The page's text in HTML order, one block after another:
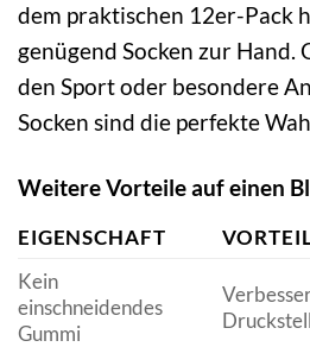
dem praktischen 12er-Pack
genügend Socken zur Hand.
den Sport oder besondere
Socken sind die perfekte
Weitere Vorteile auf einen
EIGENSCHAFT
Kein
einschneidendes
Gummi